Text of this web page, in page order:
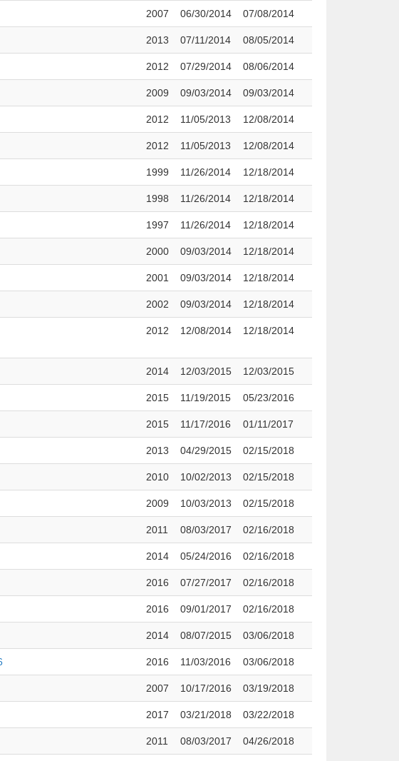
2007 06/30/2014 07/08/2014
2013 07/11/2014 08/05/2014
2012 07/29/2014 08/06/2014
2009 09/03/2014 09/03/2014
2012 11/05/2013 12/08/2014
2012 11/05/2013 12/08/2014
1999 11/26/2014 12/18/2014
1998 11/26/2014 12/18/2014
1997 11/26/2014 12/18/2014
2000 09/03/2014 12/18/2014
2001 09/03/2014 12/18/2014
2002 09/03/2014 12/18/2014
2012 12/08/2014 12/18/2014
2014 12/03/2015 12/03/2015
2015 11/19/2015 05/23/2016
2015 11/17/2016 01/11/2017
2013 04/29/2015 02/15/2018
2010 10/02/2013 02/15/2018
2009 10/03/2013 02/15/2018
2011 08/03/2017 02/16/2018
2014 05/24/2016 02/16/2018
2016 07/27/2017 02/16/2018
2016 09/01/2017 02/16/2018
2014 08/07/2015 03/06/2018
2016 11/03/2016 03/06/2018
2007 10/17/2016 03/19/2018
2017 03/21/2018 03/22/2018
2011 08/03/2017 04/26/2018